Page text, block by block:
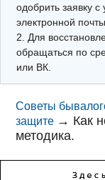
Телеграм
одобрить заявку
электронной
2. Для
обращаться по
или ВК.
Советы
защите → Как
методика.